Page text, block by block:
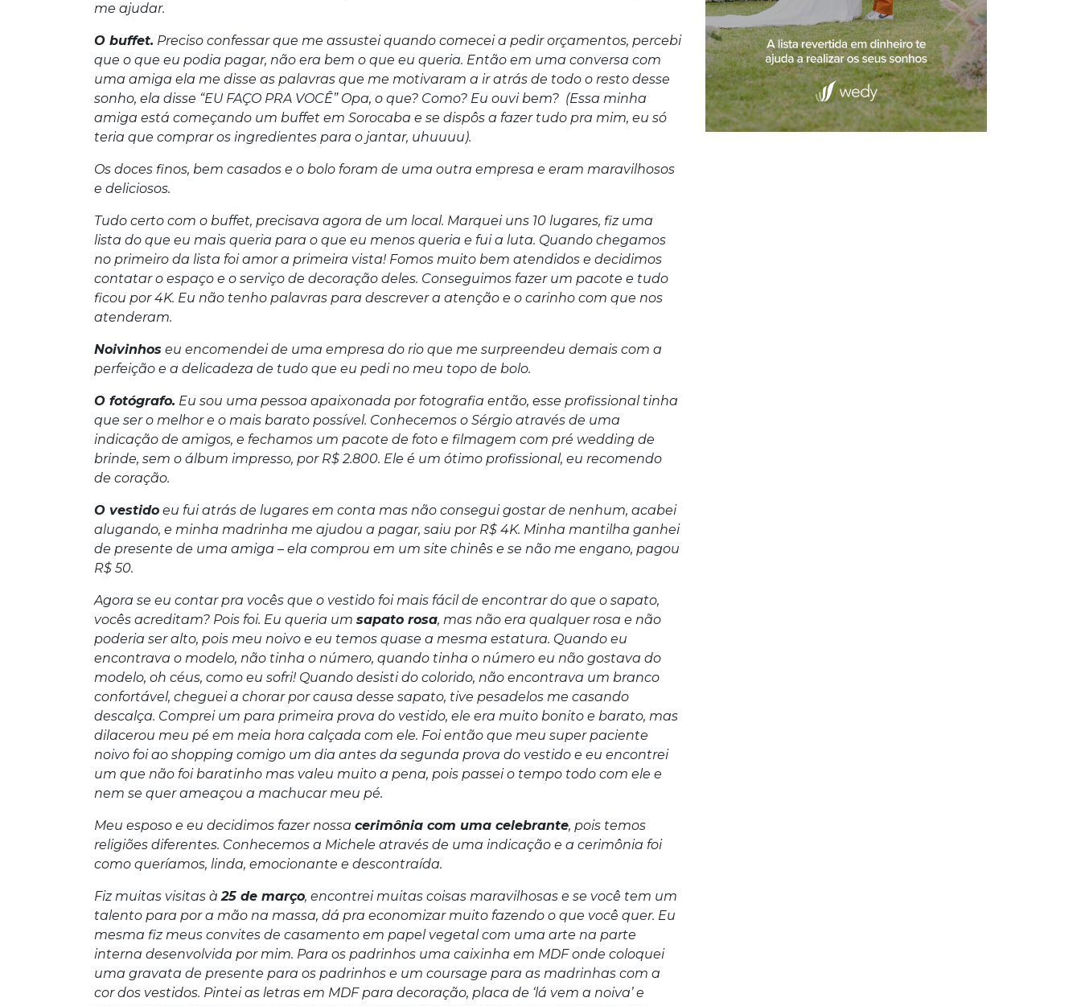
me ajudar.
O buffet. Preciso confessar que me assustei quando comecei a pedir orçamentos, percebi
que o que eu podia pagar, não era bem o que eu queria. Então em uma conversa com
uma amiga ela me disse as palavras que me motivaram a ir atrás de todo o resto desse
sonho, ela disse “EU FAÇO PRA VOCÊ” Opa, o que? Como? Eu ouvi bem? (Essa minha
amiga está começando um buffet em Sorocaba e se dispôs a fazer tudo pra mim, eu só
teria que comprar os ingredientes para o jantar, uhuuuu).
Os doces finos, bem casados e o bolo foram de uma outra empresa e eram maravilhosos
e deliciosos.
Tudo certo com o buffet, precisava agora de um local. Marquei uns 10 lugares, fiz uma
lista do que eu mais queria para o que eu menos queria e fui a luta. Quando chegamos
no primeiro da lista foi amor a primeira vista! Fomos muito bem atendidos e decidimos
contatar o espaço e o serviço de decoração deles. Conseguimos fazer um pacote e tudo
ficou por 4K. Eu não tenho palavras para descrever a atenção e o carinho com que nos
atenderam.
Noivinhos eu encomendei de uma empresa do rio que me surpreendeu demais com a
perfeição e a delicadeza de tudo que eu pedi no meu topo de bolo.
O fotógrafo. Eu sou uma pessoa apaixonada por fotografia então, esse profissional tinha
que ser o melhor e o mais barato possível. Conhecemos o Sérgio através de uma
indicação de amigos, e fechamos um pacote de foto e filmagem com pré wedding de
brinde, sem o álbum impresso, por R$ 2.800. Ele é um ótimo profissional, eu recomendo
de coração.
O vestido eu fui atrás de lugares em conta mas não consegui gostar de nenhum, acabei
alugando, e minha madrinha me ajudou a pagar, saiu por R$ 4K. Minha mantilha ganhei
de presente de uma amiga – ela comprou em um site chinês e se não me engano, pagou
R$ 50.
Agora se eu contar pra vocês que o vestido foi mais fácil de encontrar do que o sapato,
vocês acreditam? Pois foi. Eu queria um sapato rosa, mas não era qualquer rosa e não
poderia ser alto, pois meu noivo e eu temos quase a mesma estatura. Quando eu
encontrava o modelo, não tinha o número, quando tinha o número eu não gostava do
modelo, oh céus, como eu sofri! Quando desisti do colorido, não encontrava um branco
confortável, cheguei a chorar por causa desse sapato, tive pesadelos me casando
descalça. Comprei um para primeira prova do vestido, ele era muito bonito e barato, mas
dilacerou meu pé em meia hora calçada com ele. Foi então que meu super paciente
noivo foi ao shopping comigo um dia antes da segunda prova do vestido e eu encontrei
um que não foi baratinho mas valeu muito a pena, pois passei o tempo todo com ele e
nem se quer ameaçou a machucar meu pé.
Meu esposo e eu decidimos fazer nossa cerimônia com uma celebrante, pois temos
religiões diferentes. Conhecemos a Michele através de uma indicação e a cerimônia foi
como queríamos, linda, emocionante e descontraída.
Fiz muitas visitas à25 de março, encontrei muitas coisas maravilhosas e se você tem um
talento para por a mão na massa, dá pra economizar muito fazendo o que você quer. Eu
mesma fiz meus convites de casamento em papel vegetal com uma arte na parte
interna desenvolvida por mim. Para os padrinhos uma caixinha em MDF onde coloquei
uma gravata de presente para os padrinhos e um coursage para as madrinhas com a
cor dos vestidos. Pintei as letras em MDF para decoração, placa de ‘lá vem a noiva’ e